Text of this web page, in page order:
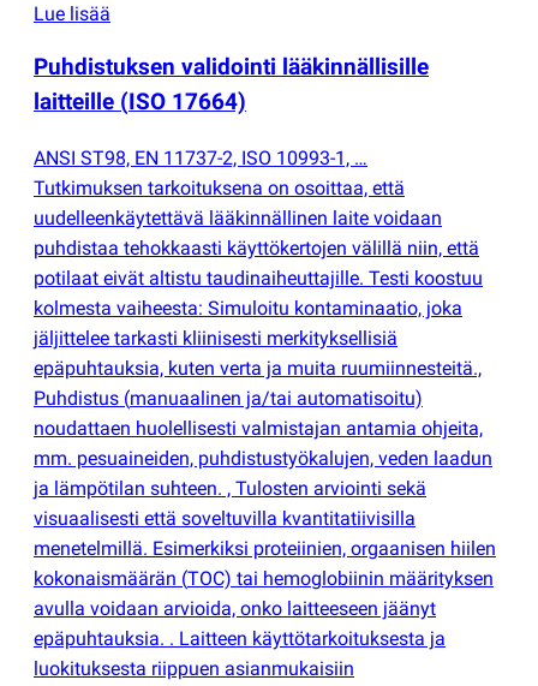
Lue lisää
Puhdistuksen validointi lääkinnällisille
laitteille (ISO 17664)
ANSI ST98, EN 11737-2, ISO 10993-1, …
Tutkimuksen tarkoituksena on osoittaa, että
uudelleenkäytettävä lääkinnällinen laite voidaan
puhdistaa tehokkaasti käyttökertojen välillä niin, että
potilaat eivät altistu taudinaiheuttajille. Testi koostuu
kolmesta vaiheesta: Simuloitu kontaminaatio, joka
jäljittelee tarkasti kliinisesti merkityksellisiä
epäpuhtauksia, kuten verta ja muita ruumiinnesteitä.,
Puhdistus (manuaalinen ja/tai automatisoitu)
noudattaen huolellisesti valmistajan antamia ohjeita,
mm. pesuaineiden, puhdistustyökalujen, veden laadun
ja lämpötilan suhteen. , Tulosten arviointi sekä
visuaalisesti että soveltuvilla kvantitatiivisilla
menetelmillä. Esimerkiksi proteiinien, orgaanisen hiilen
kokonaismäärän (TOC) tai hemoglobiinin määrityksen
avulla voidaan arvioida, onko laitteeseen jäänyt
epäpuhtauksia. . Laitteen käyttötarkoituksesta ja
luokituksesta riippuen asianmukaisiin